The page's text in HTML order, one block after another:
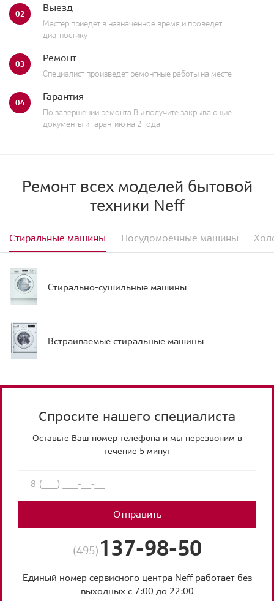
02 Выезд
Мастер приедет в назначенное время и проведет
диагностику
03 Ремонт
Специалист произведет ремонтные работы на месте
04 Гарантия
По завершении ремонта Вы получите закрывающие
документы и гарантию на 2 года
Ремонт всех моделей бытовой
техники Neff
Стиральные машины Посудомоечные машины
Стирально-сушильные машины
Встраиваемые стиральные машины
Спросите нашего специалиста
Оставьте Ваш номер телефона и мы перезвоним в
течение 5 минут
Отправить
(495) 137-98-50
Единый номер сервисного центра Neff работает без
выходных с 7:00 до 22:00